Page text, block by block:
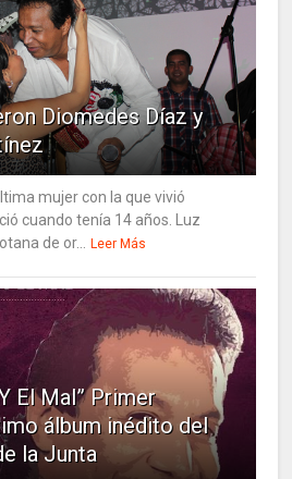
Diomedes Díaz y
mujer con la que vivió
cuando tenía 14 años. Luz
de or... Leer Más
El Mal” Primer
álbum inédito del
la Junta